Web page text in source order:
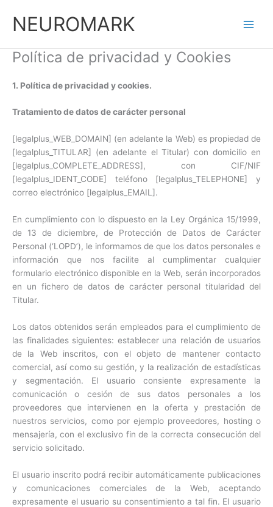
contenido
NEUROMARK
Política de privacidad y Cookies
1. Política de privacidad y cookies.
Tratamiento de datos de carácter personal
[legalplus_WEB_DOMAIN] (en adelante la Web) es propiedad de
[legalplus_TITULAR] (en adelante el Titular) con domicilio en
[legalplus_COMPLETE_ADDRESS], con CIF/NIF
[legalplus_IDENT_CODE] teléfono [legalplus_TELEPHONE] y
correo electrónico [legalplus_EMAIL].
En cumplimiento con lo dispuesto en la Ley Orgánica 15/1999,
de 13 de diciembre, de Protección de Datos de Carácter
Personal (‘LOPD’), le informamos de que los datos personales e
información que nos facilite al cumplimentar cualquier
formulario electrónico disponible en la Web, serán incorporados
en un fichero de datos de carácter personal titularidad del
Titular.
Los datos obtenidos serán empleados para el cumplimiento de
las finalidades siguientes: establecer una relación de usuarios
de la Web inscritos, con el objeto de mantener contacto
comercial, así como su gestión, y la realización de estadísticas
y segmentación. El usuario consiente expresamente la
comunicación o cesión de sus datos personales a los
proveedores que intervienen en la oferta y prestación de
nuestros servicios, como por ejemplo proveedores, hosting o
mensajería, con el exclusivo fin de la correcta consecución del
servicio solicitado.
El usuario inscrito podrá recibir automáticamente publicaciones
y comunicaciones comerciales de la Web, aceptando
expresamente el usuario su consentimiento a tal fin. El usuario